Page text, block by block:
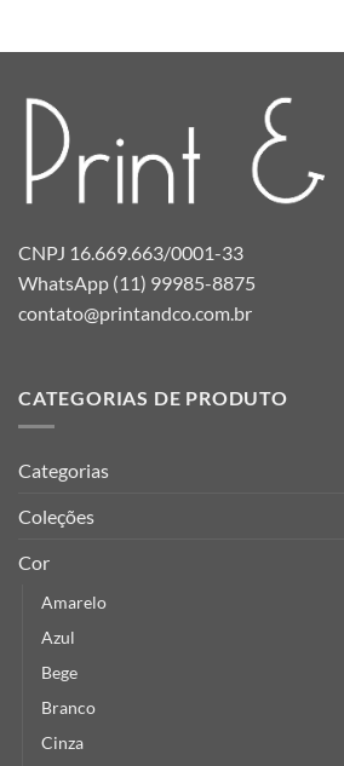
CNPJ 16.669.663/0001-33
WhatsApp (11) 99985-8875
contato@printandco.com.br
CATEGORIAS DE PRODUTO
Categorias
Coleções
Cor
Amarelo
Azul
Bege
Branco
Cinza